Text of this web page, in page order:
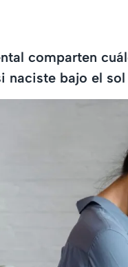
comparten
naciste bajo el sol